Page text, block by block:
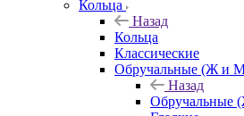
Кольца
Назад
Кольца
Классические
Обручальные (Ж и
Назад
Обручальные